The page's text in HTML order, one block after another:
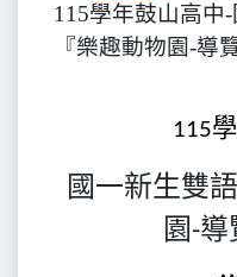
115學年鼓山高中
『樂趣動物園-導
115
國一新生雙
園-導